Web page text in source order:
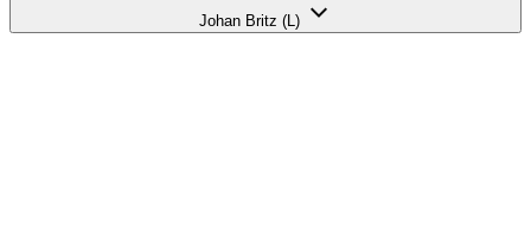
Johan Britz (L)